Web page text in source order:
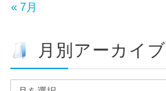
« 7月
月別アーカイブ